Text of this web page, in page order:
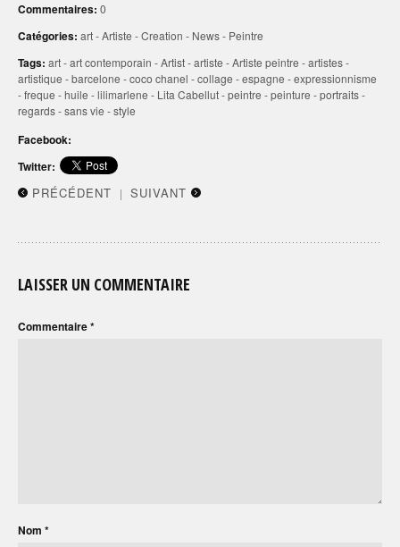
Commentaires: 0
Catégories: art-Artiste -Creation - News- Peintre
Tags: art-art contemporain -Artist-artiste -Artiste peintre -artistes-
artistique -barcelone -coco chanel -collage -espagne -expressionnisme
-freque -huile -lilimarlene - Lita Cabellut-peintre -peinture -portraits-
regards-sans vie -style
Facebook:
Twitter:
PRÉCÉDENT | SUIVANT
LAISSER UN COMMENTAIRE
Commentaire*
Nom *